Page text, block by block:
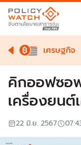
เศรษฐกิจ
คิกออฟซอ
เครื่องยนต์
22 มิ.ย. 2567